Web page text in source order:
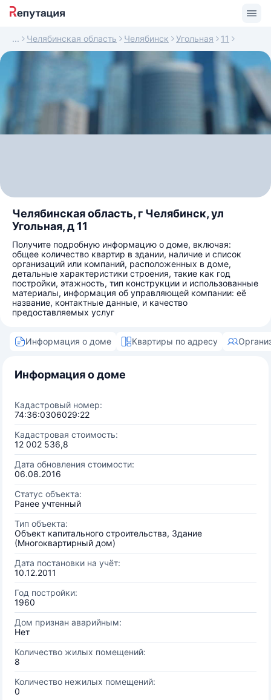
Челябинская область Челябинск Угольная 11
Челябинская область, г Челябинск, ул
Угольная, д 11
Получите подробную информацию о доме, включая:
общее количество квартир в здании, наличие и список
организаций или компаний, расположенных в доме,
детальные характеристики строения, такие как год
постройки, этажность, тип конструкции и использованные
материалы, информация об управляющей компании: её
название, контактные данные, и качество
предоставляемых услуг
Информация о доме Квартиры по адресу
Информация о доме
Кадастровый номер:
74:36:0306029:22
Кадастровая стоимость:
12 002 536,8
Дата обновления стоимости:
06.08.2016
Статус объекта:
Ранее учтенный
Тип объекта:
Объект капитального строительства, Здание
(Многоквартирный дом)
Дата постановки на учёт:
10.12.2011
Год постройки:
1960
Дом признан аварийным:
Нет
Количество жилых помещений:
8
Количество нежилых помещений:
0